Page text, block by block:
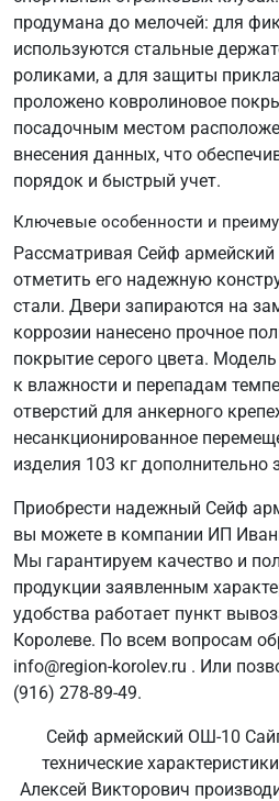
продумана до мелочей: для
используются стальные
роликами, а для защиты
проложено ковролиновое
посадочным местом
внесения данных, что
порядок и быстрый учет.
Ключевые особенности и
Рассматривая Сейф
отметить его надежную
стали. Двери запираются на
коррозии нанесено прочное
покрытие серого цвета.
к влажности и перепадам
отверстий для анкерного
несанкционированное
изделия 103 кг дополнительно
Приобрести надежный Сейф
вы можете в компании ИП
Мы гарантируем качество и
продукции заявленным
удобства работает пункт
Королеве. По всем вопросам
info@region-korolev.ru . Или
(916) 278-89-49.
Сейф армейский ОШ-10
технические
Алексей Викторович